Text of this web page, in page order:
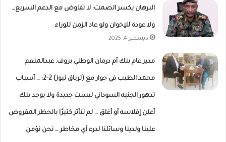
البرهان يكسر الصمت: لا تفاوض مع الدعم السريع…
ولا عودة للإخوان ولو عاد الزمن للوراء
ديسمبر 4, 2025
مدير عام بنك أم درمان الوطني بروف. عبدالمنعم
محمد الطيب في حوار مع (ترياق نيوز) 2-2: … أسباب
تدهور الجنيه السوداني ليست جديدة ولا يوجد بنك
أعلن إفلاسه أو أغلق … لم نتأثر كثيرًا بالحظر المفروض
علينا ولدينا وسائلنا لدرء أي مخاطر … نحن نؤمن